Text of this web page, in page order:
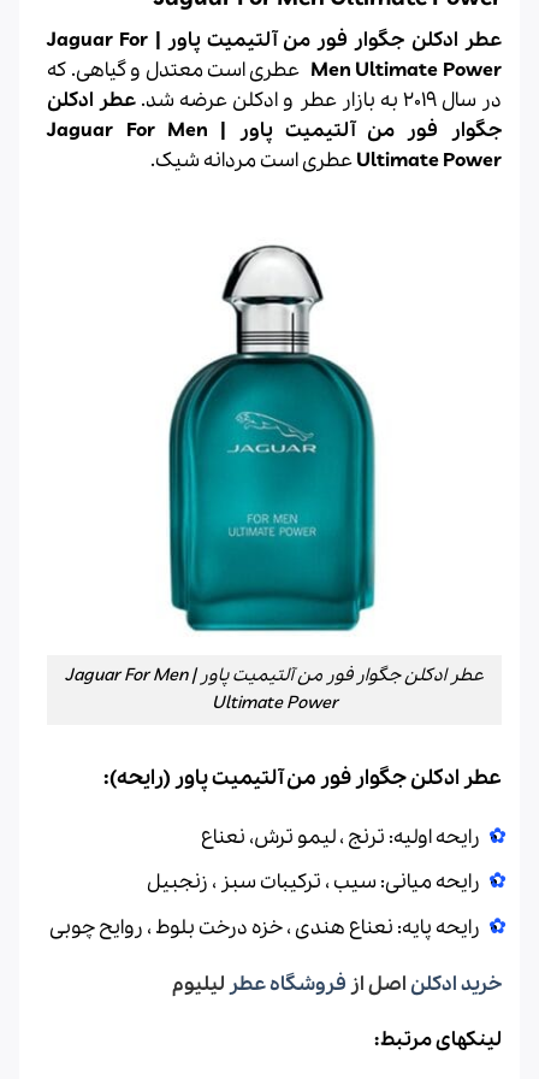
عطر ادکلن جگوار فور من آلتیمیت پاور | Jaguar For
Men Ultimate Power عطری است معتدل و گیاهی. که
در سال 2019 به بازار عطر و ادکلن عرضه شد.
عطر ادکلن
جگوار فور من آلتیمیت پاور | Jaguar For Men
Ultimate Powerعطری است مردانه شیک.
عطر ادکلن جگوار فور من آلتیمیت پاور | Jaguar For Men
Ultimate Power
عطر ادکلن جگوار فور من آلتیمیت پاور (رایحه):
رایحه اولیه: ترنج ، لیمو ترش، نعناع
رایحه میانی: سیب ، ترکیبات سبز ، زنجبیل
رایحه پایه: نعناع هندی ، خزه درخت بلوط ، روایح چوبی
خرید ادکلن اصل از فروشگاه عطر لیلیوم
لینکهای مرتبط: